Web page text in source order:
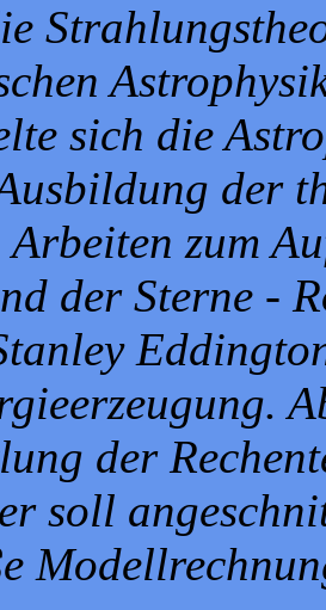
sich die
der
Arbeiten zum
der Sterne -
der
soll